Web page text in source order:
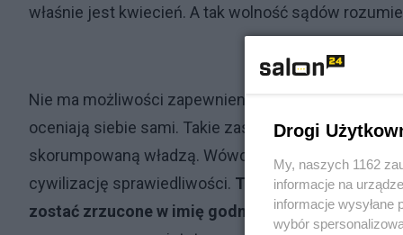
właśnie jest kwiecień. A tak wolność sądów
Nie ma możliwości zapewnienia sprawiedliwości,
oceniają siebie sami. Takie zasady od wieków
skorumpowaną władzą. Wówczas nie można
cywilizację sprawiedliwości. Takie ‘sądy’ są
zostać zrzucone w imię godności człowieka.Nie
Drogi
My, naszych 1162
informacje na
informacje wysyłane
wybór